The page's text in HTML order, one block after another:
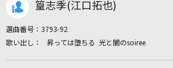
カラオケ店舗検索
篁志季(江口拓也)
選曲番号： 3793-92
昇っては堕ちる 光と闇のsoiree